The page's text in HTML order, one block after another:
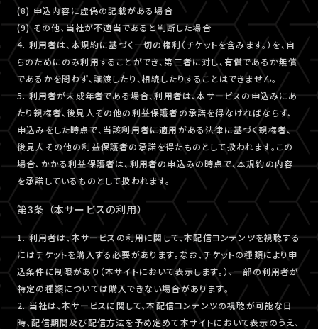
(8) 申込内容に虚偽の記載がある場合
(9) その他、当社が不適当であると判断した場合
4. 利用者は、本規約に基づく一切の権利（チケットを含みます。）を、自
らのためにのみ利用することができ、第三者に対し、有償であるか無償
であるかを問わず、譲渡したり、相続したりすることはできません。
5. 利用者が未成年者である場合、利用者は、本サービスの申込みにあ
たり親権者、後見人その他の利益保護者の承諾を得なければならず、
申込みをした時点で、当該利用者に適用がある法律に基づく親権者、
後見人その他の利益保護者の承諾を得たものとして扱われます。この
場合、かかる利益保護者は、利用者の申込みの時点で、本規約の内容
を承諾しているものとして扱われます。
第3条 （本サービスの利用）
1. 利用者は、本サービスの利用に関して、本配信コンテンツを視聴する
にはチケットを購入する必要があります。なお、チケットの種類により申
込条件に制限があり（本サイトにおいて表示します。）、一部の利用者が
特定の種類については購入できない場合があります。
2. 当社は、本サービスに関して、本配信コンテンツの視聴が可能な日
時、配信期間及び配信方法を予め定めて本サイトにおいて表示のうえ、